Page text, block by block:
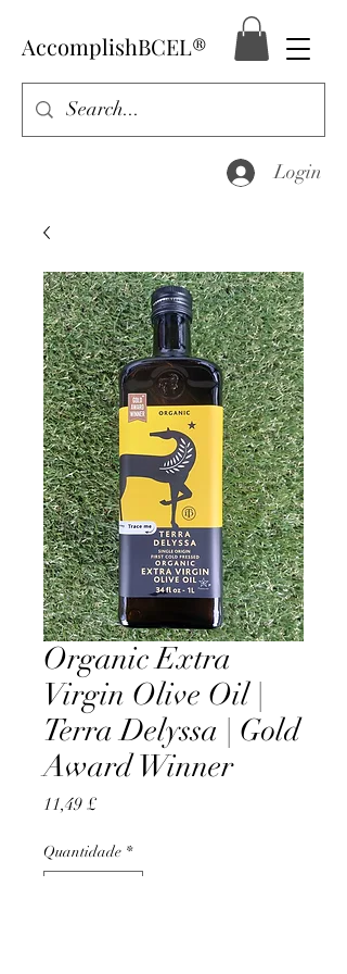
AccomplishBCEL®
Login
Organic Extra
Virgin Olive Oil |
Terra Delyssa | Gold
Award Winner
11,49 £Preço
Quantidade *